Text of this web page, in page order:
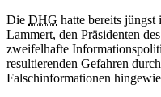
Die DHG hatte bereits
Lammert, den Präsidenten
zweifelhafte
resultierenden Gefahren
Falschinformationen